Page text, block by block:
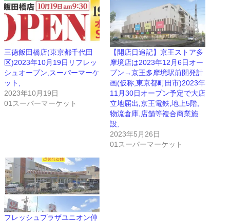
三徳飯田橋店(東京都千代田
区)2023年10月19日リフレッ
シュオープン,スーパーマーケ
ット,
2023年10月19日
01スーパーマーケット
【開店日追記】京王ストア多
摩境店は2023年12月6日オー
プン→京王多摩境駅前開発計
画(仮称,東京都町田市)2023年
11月30日オープン予定で大店
立地届出,京王電鉄,地上5階,
物流倉庫,店舗等複合商業施
設,
2023年5月26日
01スーパーマーケット
フレッシュプラザユニオン仲